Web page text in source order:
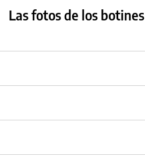
Las fotos de los botines